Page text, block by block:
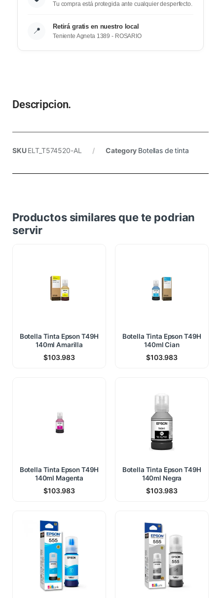
Tu compra está protegida ante cualquier desperfecto.
📍 Retirá gratis en nuestro local
Teniente Agneta 1389 - ROSARIO
Descripcion.
SKUELT_T574520-AL Category Botellas de tinta
Productos similares que te podrian
servir
Botella Tinta Epson T49H
140ml Amarilla
$103.983
Botella Tinta Epson T49H
140ml Cian
$103.983
Botella Tinta Epson T49H
140ml Magenta
$103.983
Botella Tinta Epson T49H
140ml Negra
$103.983